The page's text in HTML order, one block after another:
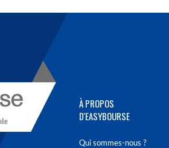
À PROPOS
D'EASYBOURSE
Qui sommes-nous ?